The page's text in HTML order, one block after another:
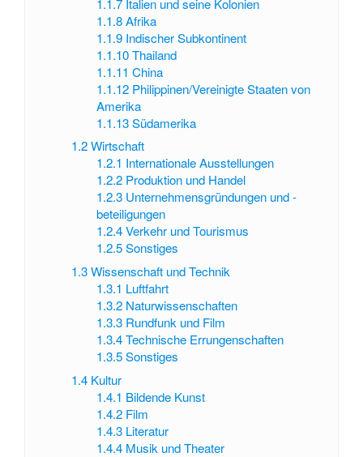
1.1.7 Italien und seine Kolonien
1.1.8 Afrika
1.1.9 Indischer Subkontinent
1.1.10 Thailand
1.1.11 China
1.1.12 Philippinen/Vereinigte Staaten von
Amerika
1.1.13 Südamerika
1.2 Wirtschaft
1.2.1 Internationale Ausstellungen
1.2.2 Produktion und Handel
1.2.3 Unternehmensgründungen und -
beteiligungen
1.2.4 Verkehr und Tourismus
1.2.5 Sonstiges
1.3 Wissenschaft und Technik
1.3.1 Luftfahrt
1.3.2 Naturwissenschaften
1.3.3 Rundfunk und Film
1.3.4 Technische Errungenschaften
1.3.5 Sonstiges
1.4 Kultur
1.4.1 Bildende Kunst
1.4.2 Film
1.4.3 Literatur
1.4.4 Musik und Theater